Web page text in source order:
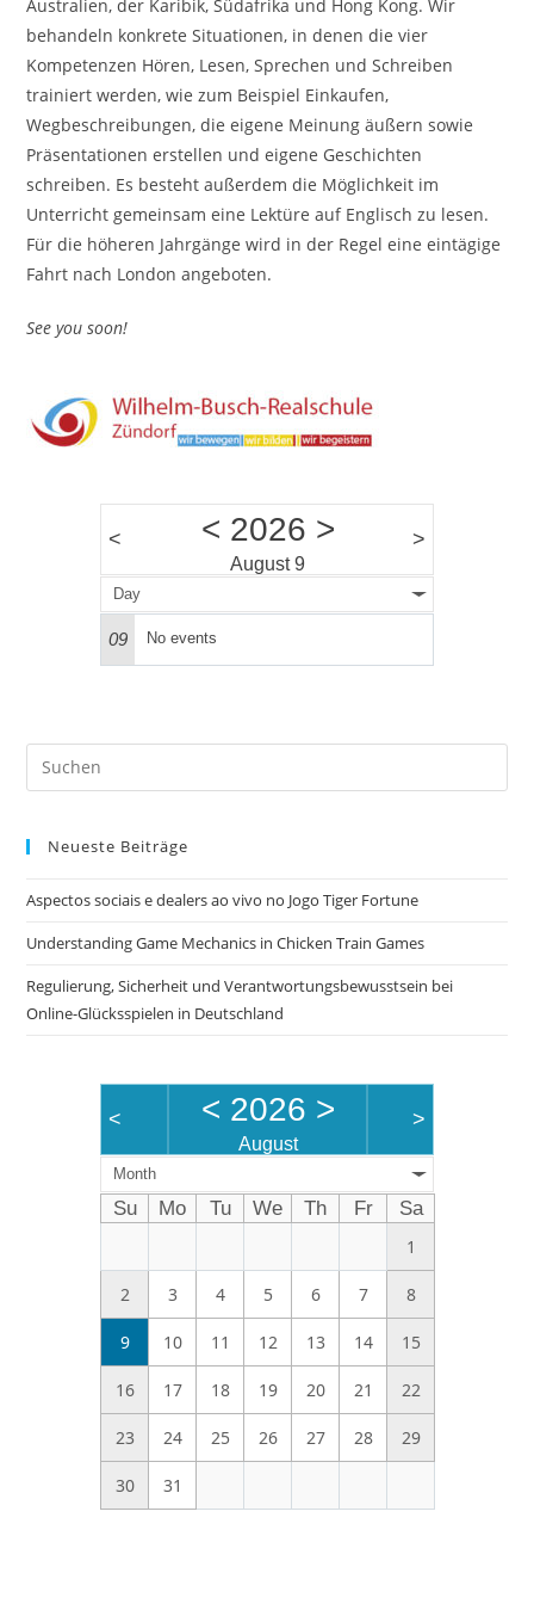
Australien, der Karibik, Südafrika und Hong Kong. Wir
behandeln konkrete Situationen, in denen die vier
Kompetenzen Hören, Lesen, Sprechen und Schreiben
trainiert werden, wie zum Beispiel Einkaufen,
Wegbeschreibungen, die eigene Meinung äußern sowie
Präsentationen erstellen und eigene Geschichten
schreiben. Es besteht außerdem die Möglichkeit im
Unterricht gemeinsam eine Lektüre auf Englisch zu lesen.
Für die höheren Jahrgänge wird in der Regel eine eintägige
Fahrt nach London angeboten.
See you soon!
< < 2026 >
August 9
>
Day
09 No events
Neueste Beiträge
Aspectos sociais e dealers ao vivo no Jogo Tiger Fortune
Understanding Game Mechanics in Chicken Train Games
Regulierung, Sicherheit und Verantwortungsbewusstsein bei
Online-Glücksspielen in Deutschland
< < 2026 >
August
>
Month
Su Mo Tu We Th Fr
Sa
1
2 3 4 5 6 7 8
9 10 11 12 13 14 15
16 17 18 19 20 21 22
23 24 25 26 27 28 29
30 31